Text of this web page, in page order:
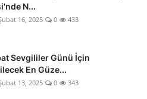
N...
16, 2025 0 433
Sevgililer Günü İçin
En Güze...
13, 2025 0 343